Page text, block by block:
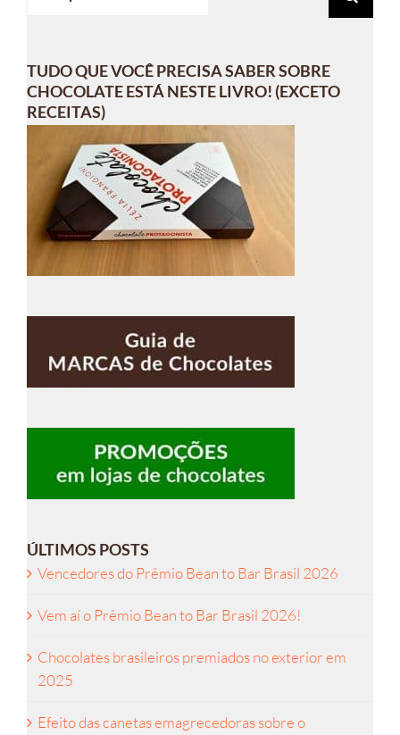
resultados
TUDO QUE VOCÊ PRECISA SABER SOBRE
CHOCOLATE ESTÁ NESTE LIVRO! (EXCETO
RECEITAS)
ÚLTIMOS POSTS
Vencedores do Prêmio Bean to Bar Brasil 2026
Vem aí o Prêmio Bean to Bar Brasil 2026!
Chocolates brasileiros premiados no exterior em
2025
Efeito das canetas emagrecedoras sobre o